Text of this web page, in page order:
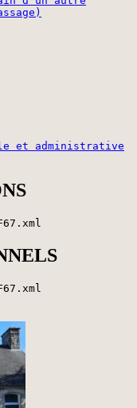
et administrative